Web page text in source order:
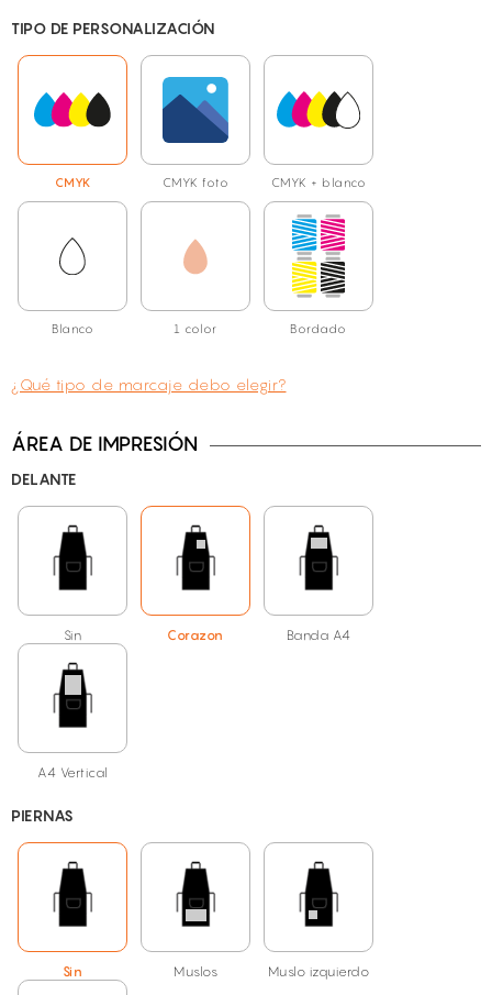
TIPO DE PERSONALIZACIÓN
CMYK CMYK foto CMYK + blanco
Blanco 1 color Bordado
¿Qué tipo de marcaje debo elegir?
ÁREA DE IMPRESIÓN
DELANTE
Sin Corazon Banda A4
A4 Vertical
PIERNAS
Sin Muslos Muslo izquierdo